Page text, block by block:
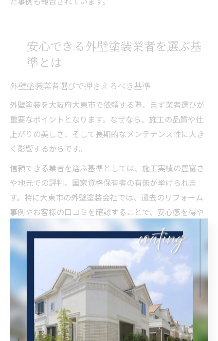
安心できる外壁塗装業者を選ぶ基
準とは
外壁塗装業者選びで押さえるべき基準
外壁塗装を大阪府大東市で依頼する際、まず業者選びが
重要なポイントとなります。なぜなら、施工の品質や仕
上がりの美しさ、そして長期的なメンテナンス性に大き
く影響するからです。
信頼できる業者を選ぶ基準としては、施工実績の豊富さ
や地元での評判、国家資格保有者の有無が挙げられま
す。特に大東市の外壁塗装会社では、過去のリフォーム
事例やお客様の口コミを確認することで、安心感を得や
また、現地調査を丁寧に行い、建物の状態や外壁の劣化
状況を的確に診断してくれる業者は信頼性が高いといえ
ます。見積もり時に細かな説明があるかどうかも比較ポ
イントです。万が一のトラブル回避のためにも、契約内
容や保証体制についても事前に確認しておくことが大切
です。